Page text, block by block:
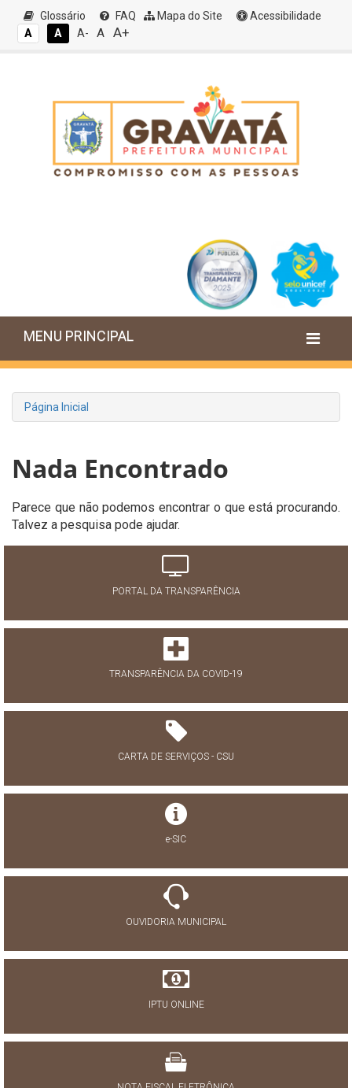
Glossário FAQ Mapa do Site
Acessibilidade
A
A A- A A+
MENU PRINCIPAL
Página Inicial
Nada Encontrado
Parece que não podemos encontrar o que está procurando.
Talvez a pesquisa pode ajudar.
PORTAL DA TRANSPARÊNCIA
TRANSPARÊNCIA DA COVID-19
CARTA DE SERVIÇOS - CSU
e-SIC
OUVIDORIA MUNICIPAL
IPTU ONLINE